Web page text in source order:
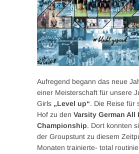
Aufregend begann das neue
einer Meisterschaft für unsere
Girls „Level up“. Die Reise für
Hof zu den Varsity German All
Championship. Dort konnten
der Groupstunt zu diesem
Monaten trainierte- total